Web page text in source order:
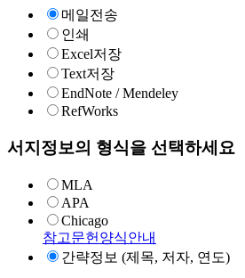
메일전송
인쇄
Excel저장
Text저장
EndNote / Mendeley
RefWorks
서지정보의 형식을 선택하세요
MLA
APA
Chicago
참고문헌양식안내
간략정보 (제목, 저자, 연도)